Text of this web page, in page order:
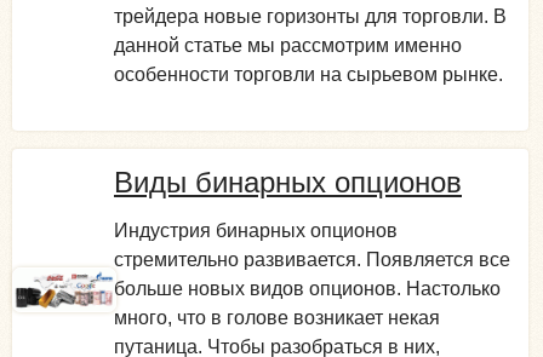
трейдера новые горизонты для торговли. В
данной статье мы рассмотрим именно
особенности торговли на сырьевом рынке.
Виды бинарных опционов
Индустрия бинарных опционов
стремительно развивается. Появляется все
больше новых видов опционов. Настолько
много, что в голове возникает некая
путаница. Чтобы разобраться в них,